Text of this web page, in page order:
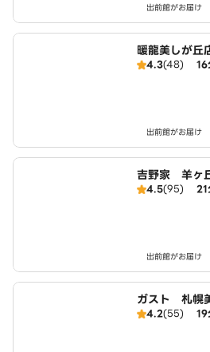
出前館がお届け
暖龍美しが丘
4.3(48) 16
出前館がお届け
吉野家 羊ヶ
4.5(95) 21
出前館がお届け
ガスト 札幌
4.2(55) 19